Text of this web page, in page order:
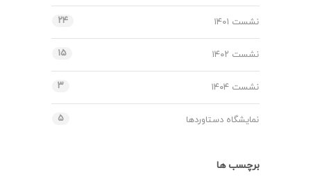
نشست ۱۴۰۱ ۲۴
نشست ۱۴۰۲ ۱۵
نشست ۱۴۰۴ ۳
نمایشگاه دستاوردها ۵
برچسب ها